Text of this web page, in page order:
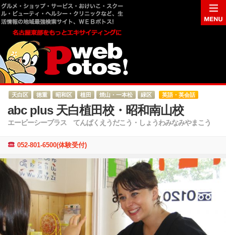
天白区 徳重 昭和区 植田 焼山・一本松 緑区 英語・英会話
abc plus 天白植田校・昭和南山校
エービーシープラス てんぱくえうだこう・しょうわみなみやまこう
052-801-6500(体験受付)